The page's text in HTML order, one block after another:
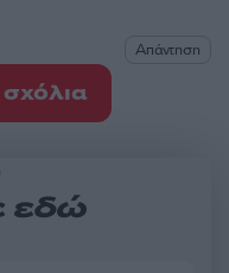
Απάντηση
εδώ